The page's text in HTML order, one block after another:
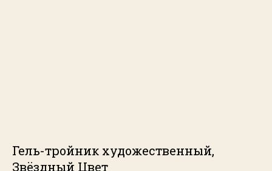
Гель-тройник художественный,
Звёздный Цвет